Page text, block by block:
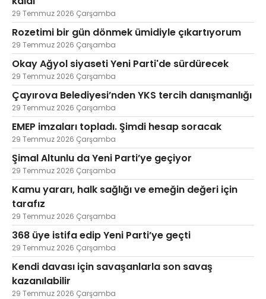
29 Temmuz 2026 Çarşamba
Rozetimi bir gün dönmek ümidiyle çıkartıyorum
29 Temmuz 2026 Çarşamba
Okay Ağyol siyaseti Yeni Parti'de sürdürecek
29 Temmuz 2026 Çarşamba
Çayırova Belediyesi’nden YKS tercih danışmanlığı
29 Temmuz 2026 Çarşamba
EMEP imzaları topladı. Şimdi hesap soracak
29 Temmuz 2026 Çarşamba
Şimal Altunlu da Yeni Parti’ye geçiyor
29 Temmuz 2026 Çarşamba
Kamu yararı, halk sağlığı ve emeğin değeri için
tarafız
29 Temmuz 2026 Çarşamba
368 üye istifa edip Yeni Parti’ye geçti
29 Temmuz 2026 Çarşamba
Kendi davası için savaşanlarla son savaş
kazanılabilir
29 Temmuz 2026 Çarşamba